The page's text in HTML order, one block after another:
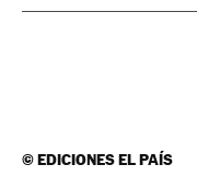
©EDICIONES EL PAÍS